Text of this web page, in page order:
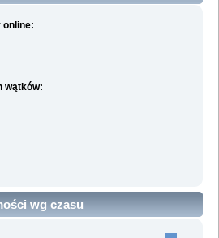
online:
wątków:
wg czasu